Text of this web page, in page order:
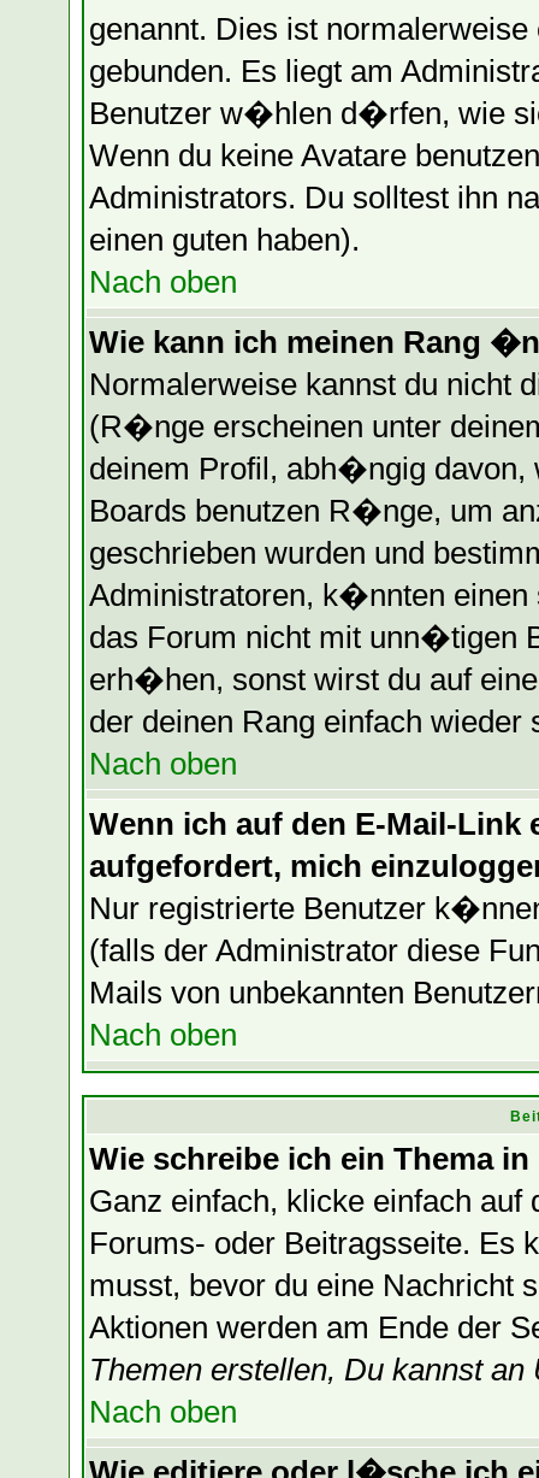
genannt. Dies ist
gebunden. Es liegt am
Benutzer w�hlen d�rfen, wie
Wenn du keine Avatare
Administrators. Du solltest ihn
einen guten haben).
Nach oben
Wie kann ich meinen Rang
Normalerweise kannst du nicht
(R�nge erscheinen unter
deinem Profil, abh�ngig davon,
Boards benutzen R�nge, um
geschrieben wurden und
Administratoren, k�nnten
das Forum nicht mit unn�tigen
erh�hen, sonst wirst du auf
der deinen Rang einfach wieder
Nach oben
Wenn ich auf den E-Mail-Link
aufgefordert, mich
Nur registrierte Benutzer
(falls der Administrator diese
Mails von unbekannten
Nach oben
Wie schreibe ich ein Thema
Ganz einfach, klicke einfach auf
Forums- oder Beitragsseite. Es
musst, bevor du eine Nachricht
Aktionen werden am Ende der
Themen erstellen, Du kannst
Nach oben